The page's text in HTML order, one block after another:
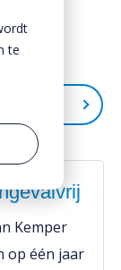
te
Kemper
op één jaar